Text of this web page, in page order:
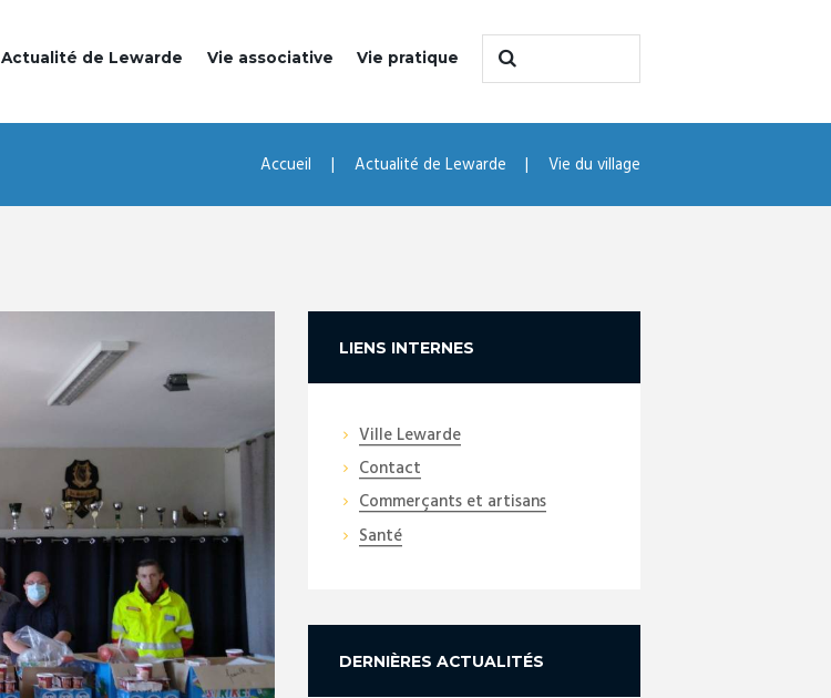
Actualité de Lewarde Vie associative Vie pratique
Accueil Actualité de Lewarde Vie du village
LIENS INTERNES
Ville Lewarde
Contact
Commerçants et artisans
Santé
DERNIÈRES ACTUALITÉS